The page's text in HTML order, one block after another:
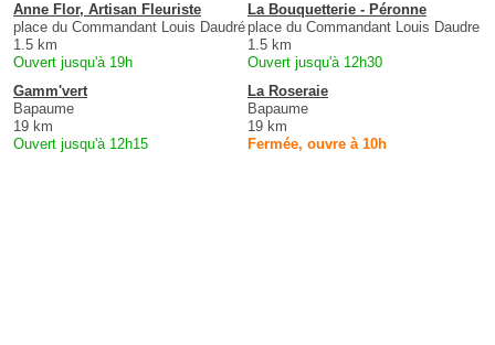
Anne Flor, Artisan Fleuriste
place du Commandant Louis Daudré
1.5 km
Ouvert jusqu'à 19h
La Bouquetterie - Péronne
place du Commandant Louis Daudre
1.5 km
Ouvert jusqu'à 12h30
Gamm'vert
Bapaume
19 km
Ouvert jusqu'à 12h15
La Roseraie
Bapaume
19 km
Fermée, ouvre à 10h